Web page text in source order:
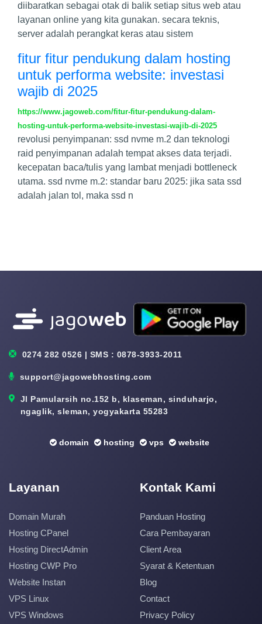
diibaratkan sebagai otak di balik setiap situs web atau
layanan online yang kita gunakan. secara teknis,
server adalah perangkat keras atau sistem
fitur fitur pendukung dalam hosting
untuk performa website: investasi
wajib di 2025
https://www.jagoweb.com/fitur-fitur-pendukung-dalam-
hosting-untuk-performa-website-investasi-wajib-di-2025
revolusi penyimpanan: ssd nvme m.2 dan teknologi
raid penyimpanan adalah tempat akses data terjadi.
kecepatan baca/tulis yang lambat menjadi bottleneck
utama. ssd nvme m.2: standar baru 2025: jika sata ssd
adalah jalan tol, maka ssd n
0274 282 0526 | SMS : 0878-3933-2011
support@jagowebhosting.com
Jl Pamularsih no.152 b, klaseman, sinduharjo,
ngaglik, sleman, yogyakarta 55283
domain hosting vps website
Layanan
Domain Murah
Hosting CPanel
Hosting DirectAdmin
Hosting CWP Pro
Website Instan
VPS Linux
VPS Windows
Kontak Kami
Panduan Hosting
Cara Pembayaran
Client Area
Syarat & Ketentuan
Blog
Contact
Privacy Policy